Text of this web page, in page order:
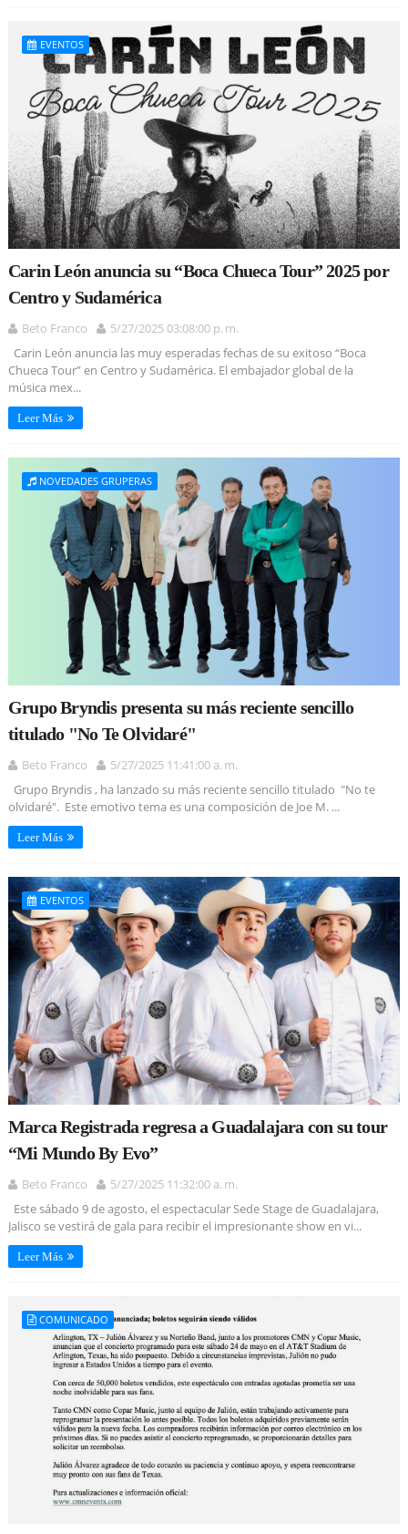
EVENTOS
Carin León anuncia su “Boca Chueca Tour” 2025 por
Centro y Sudamérica
Beto Franco
5/27/2025 03:08:00 p. m.
Carin León anuncia las muy esperadas fechas de su exitoso “Boca
Chueca Tour” en Centro y Sudamérica. El embajador global de la
música mex...
Leer Más
NOVEDADES GRUPERAS
Grupo Bryndis presenta su más reciente sencillo
titulado "No Te Olvidaré"
Beto Franco
5/27/2025 11:41:00 a. m.
Grupo Bryndis , ha lanzado su más reciente sencillo titulado "No te
olvidaré". Este emotivo tema es una composición de Joe M. ...
Leer Más
EVENTOS
Marca Registrada regresa a Guadalajara con su tour
“Mi Mundo By Evo”
Beto Franco
5/27/2025 11:32:00 a. m.
Este sábado 9 de agosto, el espectacular Sede Stage de Guadalajara,
Jalisco se vestirá de gala para recibir el impresionante show en vi...
Leer Más
COMUNICADO